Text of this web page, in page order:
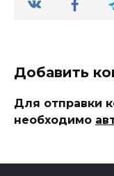
Добавить
Для отправки
необходимо